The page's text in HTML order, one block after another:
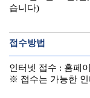
습니다)
접수방법
인터넷 접수 : 홈페
※ 접수는 가능한